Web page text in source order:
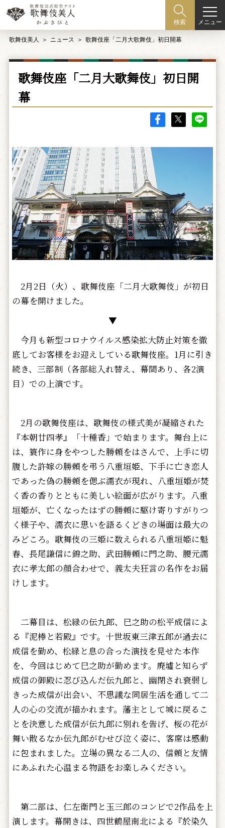
検索 メニュー
歌舞伎美人 ニュース 歌舞伎座「二月大歌舞伎」初日開幕
歌舞伎座「二月大歌舞伎」初日開
幕
2月2日（火）、歌舞伎座「二月大歌舞伎」が初日
の幕を開けました。
▼
今月も新型コロナウイルス感染拡大防止対策を徹
底してお客様をお迎えしている歌舞伎座。1月に引き
続き、三部制（各部総入れ替え、幕間あり、各2演
目）での上演です。
2月の歌舞伎座は、歌舞伎の様式美が凝縮された
『本朝廿四孝』「十種香」で始まります。舞台上に
は、簑作に身をやつした勝頼をはさんで、上手に切
腹した許嫁の勝頼を弔う八重垣姫、下手に亡き恋人
であった偽の勝頼を偲ぶ濡衣が現れ、八重垣姫が焚
く香の香りとともに美しい絵面が広がります。八重
垣姫が、亡くなったはずの勝頼に駆け寄りすがりつ
く様子や、濡衣に思いを語るくどきの場面は最大の
みどころ。歌舞伎の三姫に数えられる八重垣姫に魁
春、長尾謙信に錦之助、武田勝頼に門之助、腰元濡
衣に孝太郎の顔合わせで、義太夫狂言の名作をお届
けします。
二幕目は、松緑の伝九郎、巳之助の松平成信によ
る『泥棒と若殿』です。十世坂東三津五郎が過去に
成信を勤め、松緑と息の合った演技を見せた本作
を、今回はじめて巳之助が勤めます。廃墟と知らず
成信の御殿に忍び込んだ伝九郎と、幽閉され衰弱し
きった成信が出会い、不思議な同居生活を通して二
人の心の交流が描かれます。藩主として城に戻るこ
とを決意した成信が伝九郎に別れを告げ、桜の花が
舞い散るなか伝九郎がむせび泣く姿に、客席は感動
に包まれました。立場の異なる二人の、信頼と友情
にあふれた心温まる物語をお楽しみください。
第二部は、仁左衛門と玉三郎のコンビで2作品を上
演します。幕開きは、四世鶴屋南北による『於染久